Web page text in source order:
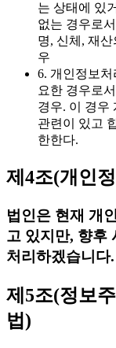
는 상태에 있
없는 경우로
명, 신체, 재
우
6. 개인정보
요한 경우로
경우. 이 경우
관련이 있고
한한다.
제4조(개인
법인은 현재 개
고 있지만, 향후
처리하겠습니다.
제5조(정보
법)